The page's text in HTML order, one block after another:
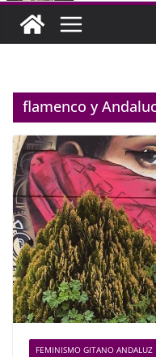
flamenco y
FEMINISMO GITANO ANDALUZ